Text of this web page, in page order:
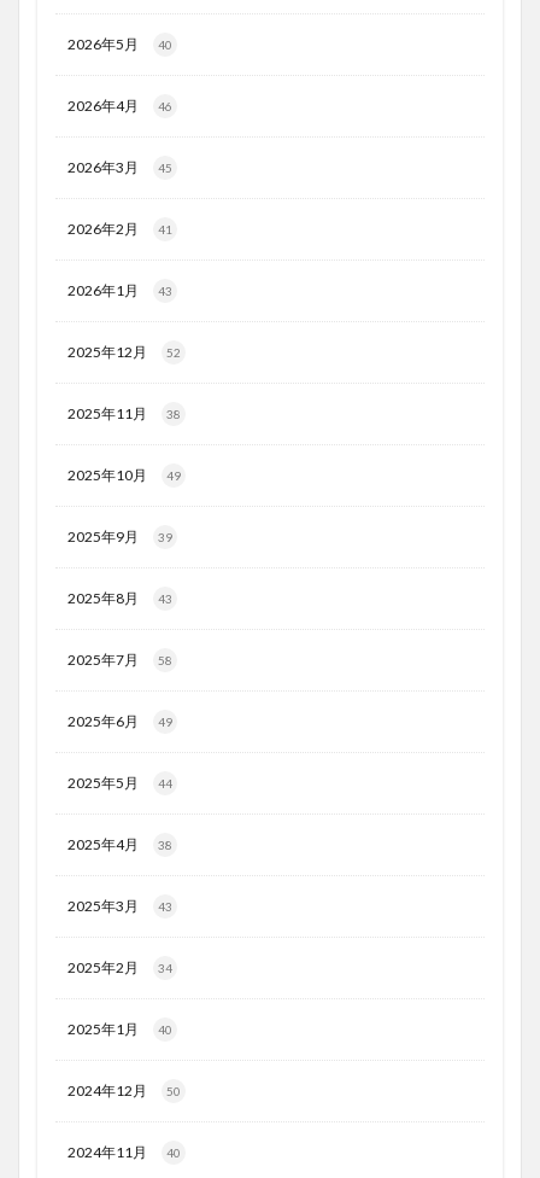
2026年5月 40
2026年4月 46
2026年3月 45
2026年2月 41
2026年1月 43
2025年12月 52
2025年11月 38
2025年10月 49
2025年9月 39
2025年8月 43
2025年7月 58
2025年6月 49
2025年5月 44
2025年4月 38
2025年3月 43
2025年2月 34
2025年1月 40
2024年12月 50
2024年11月 40